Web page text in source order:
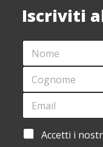
Iscriviti
N
M
*
C
G
O
E
*
M
A
I
E
A
I
L
A
Accetti i